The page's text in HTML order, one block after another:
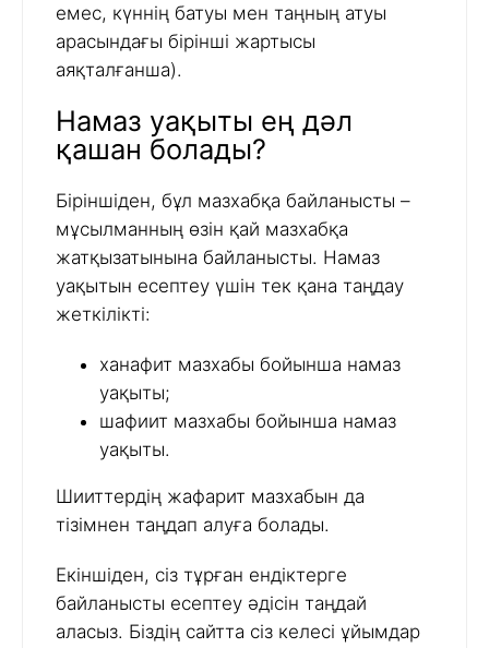
емес, күннің батуы мен таңның атуы
арасындағы бірінші жартысы
аяқталғанша).
Намаз уақыты ең дәл
қашан болады?
Біріншіден, бұл мазхабқа байланысты –
мұсылманның өзін қай мазхабқа
жатқызатынына байланысты. Намаз
уақытын есептеу үшін тек қана таңдау
жеткілікті:
ханафит мазхабы бойынша намаз
уақыты;
шафиит мазхабы бойынша намаз
уақыты.
Шииттердің жафарит мазхабын да
тізімнен таңдап алуға болады.
Екіншіден, сіз тұрған ендіктерге
байланысты есептеу әдісін таңдай
аласыз. Біздің сайтта сіз келесі ұйымдар